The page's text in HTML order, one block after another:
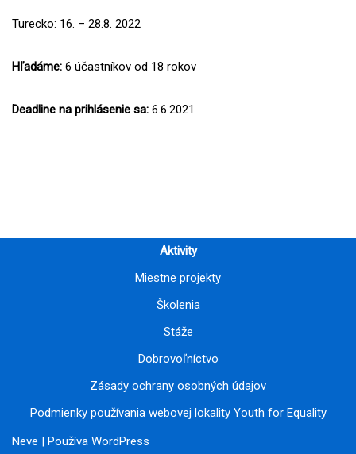
Turecko: 16. – 28.8. 2022
Hľadáme: 6 účastníkov od 18 rokov
Deadline na prihlásenie sa: 6.6.2021
Aktivity
Miestne projekty
Školenia
Stáže
Dobrovoľníctvo
Zásady ochrany osobných údajov
Podmienky používania webovej lokality Youth for Equality
Neve | Používa WordPress